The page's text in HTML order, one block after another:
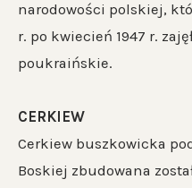
narodowości polskiej,
r. po kwiecień 1947 r.
poukraińskie.
CERKIEW
Cerkiew buszkowicka
Boskiej zbudowana